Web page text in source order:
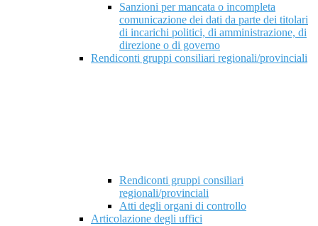
Sanzioni per mancata o incompleta
comunicazione dei dati da parte dei titolari
di incarichi politici, di amministrazione, di
direzione o di governo
Rendiconti gruppi consiliari regionali/provinciali
Rendiconti gruppi consiliari
regionali/provinciali
Atti degli organi di controllo
Articolazione degli uffici